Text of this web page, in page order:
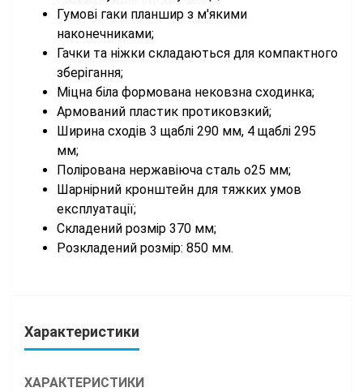
Гумові гаки планшир з м'якими
наконечниками;
Гачки та ніжки складаються для компактного
зберігання;
Міцна біла формована нековзна сходинка;
Армований пластик протиковзкий;
Ширина сходів 3 щаблі 290 мм, 4 щаблі 295
мм;
Полірована нержавіюча сталь o25 мм;
Шарнірний кронштейн для тяжких умов
експлуатації;
Складений розмір 370 мм;
Розкладений розмір: 850 мм.
Характеристики
ХАРАКТЕРИСТИКИ